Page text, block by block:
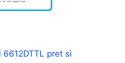
pret si